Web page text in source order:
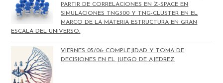
PARTIR DE CORRELACIONES EN Z-SPACE EN
SIMULACIONES TNG300 Y TNG-CLUSTER EN EL
MARCO DE LA MATERIA ESTRUCTURA EN GRAN
ESCALA DEL UNIVERSO.
VIERNES 05/06: COMPLEJIDAD Y TOMA DE
DECISIONES EN EL JUEGO DE AJEDREZ